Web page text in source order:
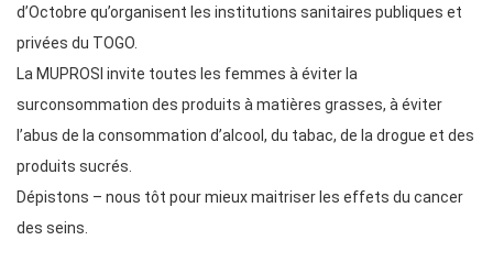
d’Octobre qu’organisent les institutions sanitaires publiques et
privées du TOGO.
La MUPROSI invite toutes les femmes à éviter la
surconsommation des produits à matières grasses, à éviter
l’abus de la consommation d’alcool, du tabac, de la drogue et des
produits sucrés.
Dépistons – nous tôt pour mieux maitriser les effets du cancer
des seins.